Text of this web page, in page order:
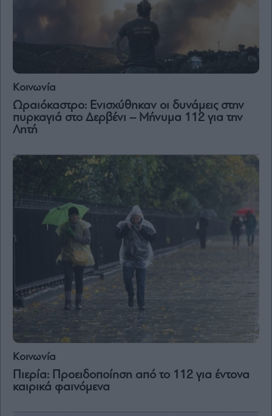
Κοινωνία
Ωραιόκαστρο: Ενισχύθηκαν οι δυνάμεις στην
πυρκαγιά στο Δερβένι – Μήνυμα 112 για την
Λητή
Κοινωνία
Πιερία: Προειδοποίηση από το 112 για έντονα
καιρικά φαινόμενα